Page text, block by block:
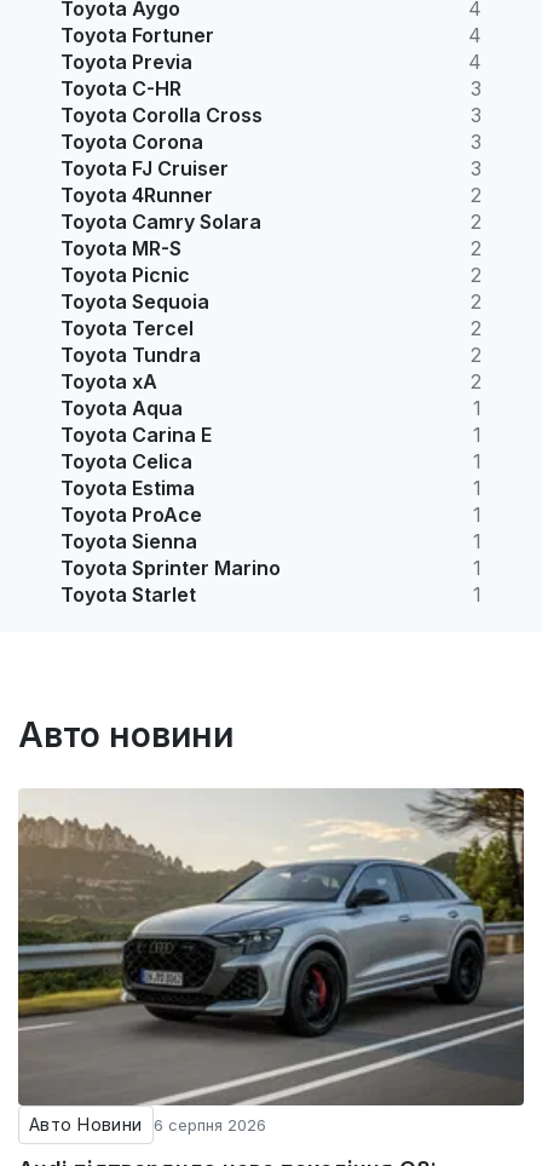
Toyota Aygo
4
Toyota Fortuner
4
Toyota Previa
4
Toyota C-HR
3
Toyota Corolla Cross
3
Toyota Corona
3
Toyota FJ Cruiser
3
Toyota 4Runner
2
Toyota Camry Solara
2
Toyota MR-S
2
Toyota Picnic
2
Toyota Sequoia
2
Toyota Tercel
2
Toyota Tundra
2
Toyota xA
2
Toyota Aqua
1
Toyota Carina E
1
Toyota Celica
1
Toyota Estima
1
Toyota ProAce
1
Toyota Sienna
1
Toyota Sprinter Marino
1
Toyota Starlet
1
Авто новини
Авто Новини 6 серпня 2026